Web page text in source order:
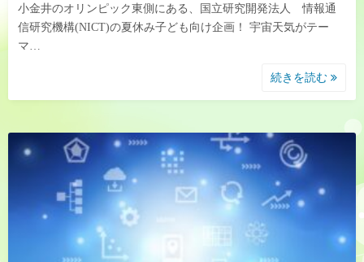
小金井のオリンピック東側にある、国立研究開発法人 情報通
信研究機構(NICT)の夏休み子ども向け企画！ 宇宙天気がテー
マ…
続きを読む